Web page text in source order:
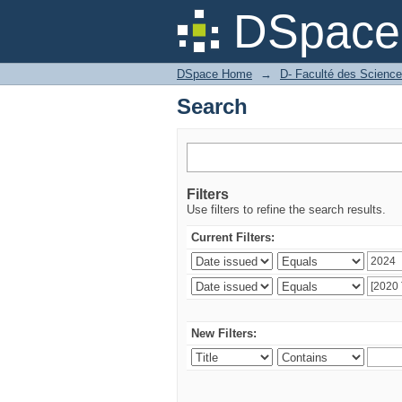
Search
DSpace Home → D- Faculté des
Search
Filters
Use filters to refine the search results.
Current Filters:
New Filters: